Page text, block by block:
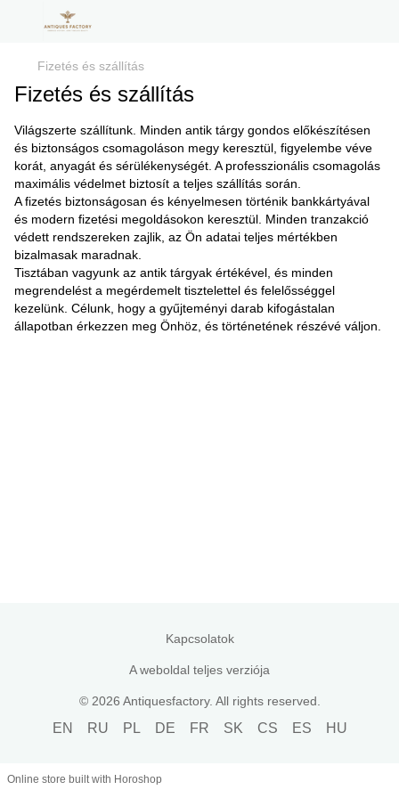
Fizetés és szállítás
Fizetés és szállítás
Világszerte szállítunk. Minden antik tárgy gondos előkészítésen
és biztonságos csomagoláson megy keresztül, figyelembe véve
korát, anyagát és sérülékenységét. A professzionális csomagolás
maximális védelmet biztosít a teljes szállítás során.
A fizetés biztonságosan és kényelmesen történik bankkártyával
és modern fizetési megoldásokon keresztül. Minden tranzakció
védett rendszereken zajlik, az Ön adatai teljes mértékben
bizalmasak maradnak.
Tisztában vagyunk az antik tárgyak értékével, és minden
megrendelést a megérdemelt tisztelettel és felelősséggel
kezelünk. Célunk, hogy a gyűjteményi darab kifogástalan
állapotban érkezzen meg Önhöz, és történetének részévé váljon.
Kapcsolatok
A weboldal teljes verziója
© 2026 Antiquesfactory. All rights reserved.
EN RU PL DE FR SK CS ES HU
Online store built with Horoshop